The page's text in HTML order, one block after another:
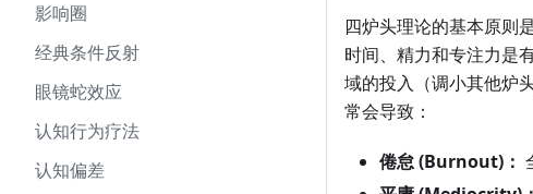
影响圈
经典条件反射
眼镜蛇效应
认知行为疗法
认知偏差
四炉头理论的基本原则
时间、精力和专注力是
域的投入（调小其他炉
常会导致：
倦怠 (Burnout)：